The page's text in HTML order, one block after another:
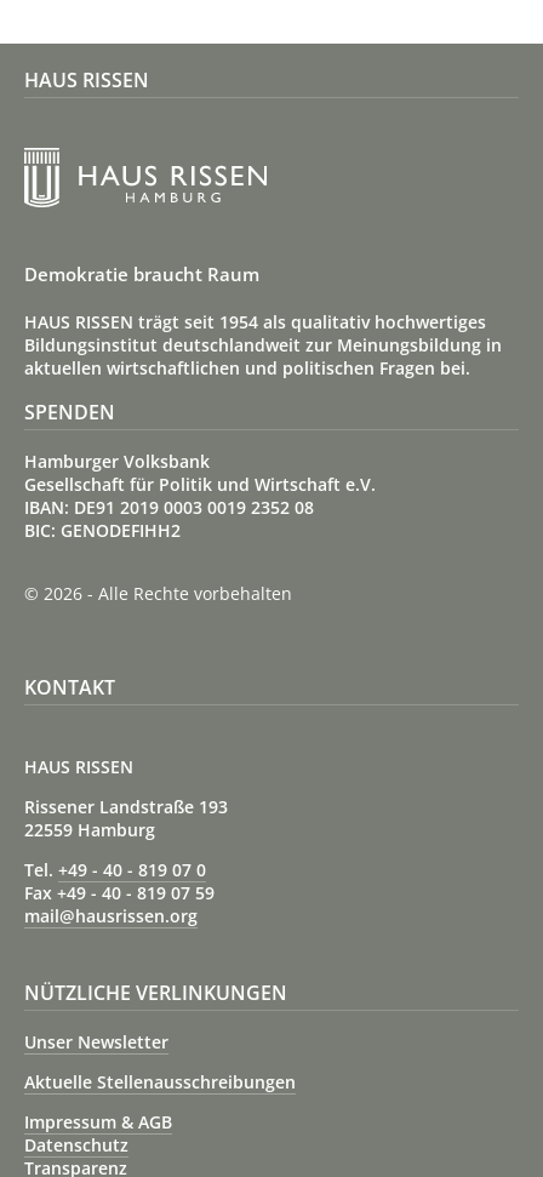
HAUS RISSEN
Demokratie braucht Raum
HAUS RISSEN trägt seit 1954 als qualitativ hoch­wertiges
Bildungs­institut deutsch­land­weit zur Meinungs­bildung in
aktuellen wirt­schaft­lichen und politischen Fragen bei.
SPENDEN
Hamburger Volksbank
Gesellschaft für Politik und Wirtschaft e.V.
IBAN: DE91 2019 0003 0019 2352 08
BIC: GENODEFIHH2
© 2026 - Alle Rechte vorbehalten
KONTAKT
HAUS RISSEN
Rissener Landstraße 193
22559 Hamburg
Tel. +49 - 40 - 819 07 0
Fax +49 - 40 - 819 07 59
mail@hausrissen.org
NÜTZLICHE VERLINKUNGEN
Unser Newsletter
Aktuelle Stellenausschreibungen
Impressum & AGB
Datenschutz
Transparenz